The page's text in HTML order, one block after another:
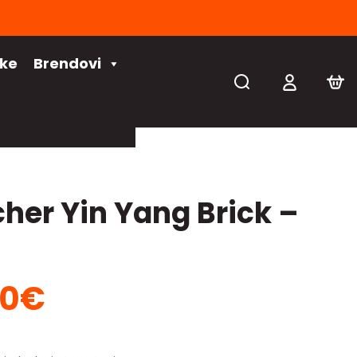
Brendovi
Yin Yang Brick –
€Trenutna